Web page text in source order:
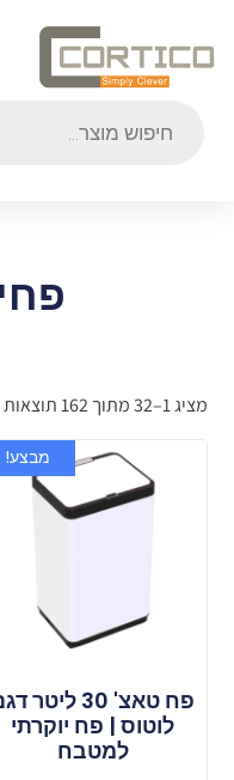
מציג 1–32 מתוך 162 תוצאות
מבצע!
פח טאצ' 30 ליטר
לוטוס | פח יוקרתי
למטבח